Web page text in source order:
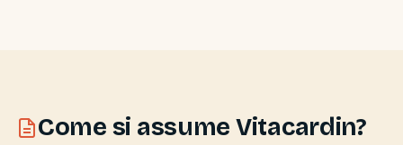
Come si assume Vitacardin?